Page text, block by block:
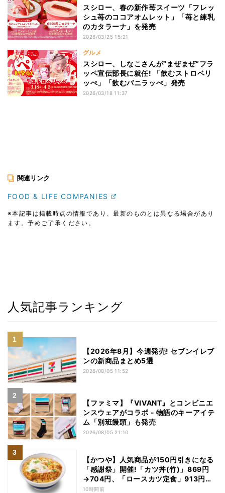
スシロー、春の新作苺スイーツ「フレッ
シュ苺のココアオムレット」「苺と練乳
のカタラーナ」を発売
2026/03/25 15:21
グルメ
スシロー、しなこさんが“まぜまぜ”フラ
ッペ宣伝部長に就任! 「飲むストロベリ
ッぺ」「飲むバニラッぺ」発売
2026/03/18 11:37
関連リンク
FOOD & LIFE COMPANIES
※本記事は掲載時点の情報であり、最新のものとは異なる場合があり
ます。予めご了承ください。
人気記事ランキング
【2026年8月】今週発売! セブンイレブ
ンの新商品まとめ5選
2026/08/05 11:52
【ファミマ】『VIVANT』とコンビニエ
ンスウェアがコラボ - 物語のキーアイテ
ム「別班饅頭」も発売
2026/08/05 21:10
【かつや】人気商品が150円引きになる
「感謝祭」開催!「カツ丼(竹)」869円
→704円、「ロースカツ定食」913円
→748円に - 8日間限定
10時間前